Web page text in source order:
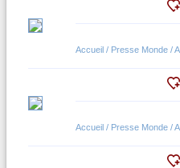
Accueil / Presse Monde /
Accueil / Presse Monde /